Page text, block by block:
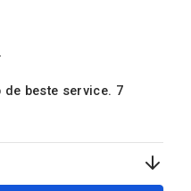
de beste service. 7